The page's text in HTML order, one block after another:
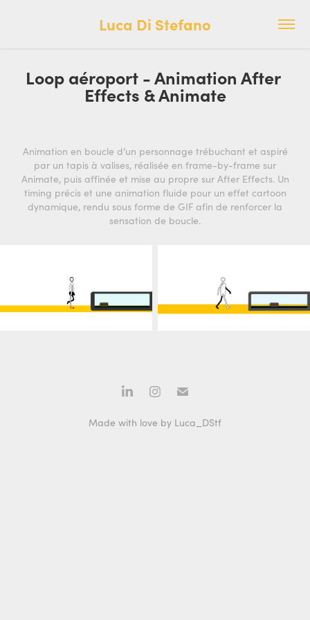
Luca Di Stefano
Loop aéroport - Animation After
Effects & Animate
Animation en boucle d’un personnage trébuchant et aspiré
par un tapis à valises, réalisée en frame-by-frame sur
Animate, puis affinée et mise au propre sur After Effects. Un
timing précis et une animation fluide pour un effet cartoon
dynamique, rendu sous forme de GIF afin de renforcer la
sensation de boucle.
Made with love by Luca_DStf